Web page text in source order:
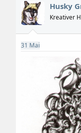
t
i
o
n
n
Husky
Kreativer
31 Mai